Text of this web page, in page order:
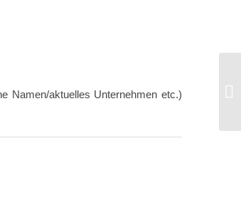
Namen/aktuelles Unternehmen etc.)